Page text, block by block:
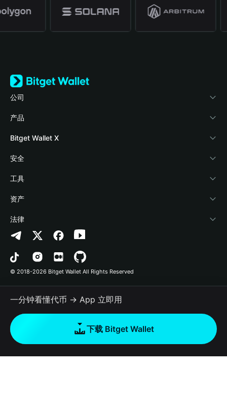
公司
关于 Bitget Wallet
博客
学院
加密资讯
帮助中心
联系我们
品牌资源
工作机会
产品
加密卡
稳定币理财
Payfi Crypto
Crypto Swap API
山寨季指数
预测市场
DApp
RWA
如何购买加密货币
Bitget Wallet X
开发者文档
接入钱包
Bitget Wallet Pay
合作上架
安全
风险保障基金
安全防护技术
工具
快捷买币
授权检测
合约检测
批量转账
资产
Arbitrum
Avalanche
Bitcoin
Polygon
法律
隐私协议
用户使用协议
© 2018-2026 Bitget Wallet All Rights Reserved
一分钟看懂代币 → App 立即用
下载 Bitget Wallet